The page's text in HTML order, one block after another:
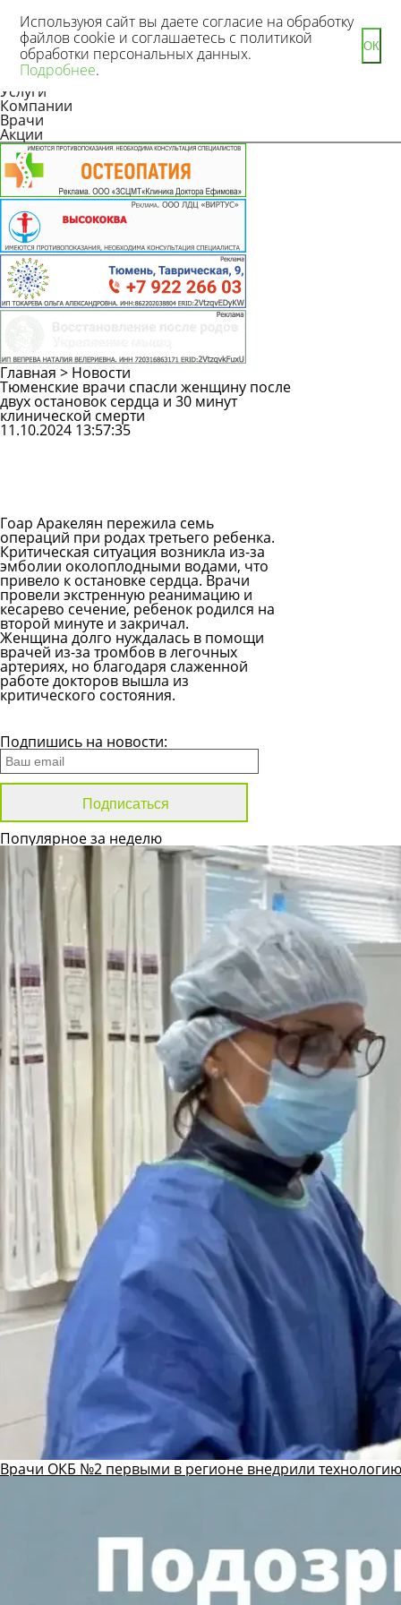
Новости
Статьи
Услуги
Компании
Врачи
Акции
Главная > Новости
Тюменские врачи спасли женщину после
двух остановок сердца и 30 минут
клинической смерти
11.10.2024 13:57:35
Гоар Аракелян пережила семь
операций при родах третьего ребенка.
Критическая ситуация возникла из-за
эмболии околоплодными водами, что
привело к остановке сердца. Врачи
провели экстренную реанимацию и
кесарево сечение, ребенок родился на
второй минуте и закричал.
Женщина долго нуждалась в помощи
врачей из-за тромбов в легочных
артериях, но благодаря слаженной
работе докторов вышла из
критического состояния.
Подпишись на новости:
Популярное за неделю
Врачи ОКБ №2 первыми в регионе внедрили
Используюя сайт вы даете согласие на обработку
файлов cookie и соглашаетесь с политикой
обработки персональных данных.
Подробнее.
ОК